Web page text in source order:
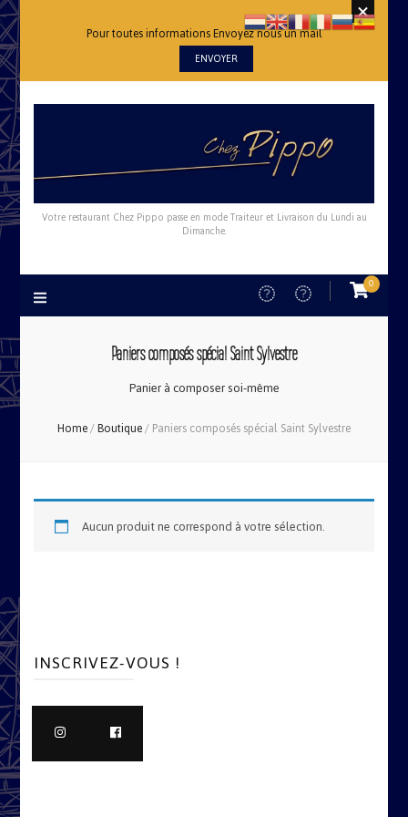
Pour toutes informations Envoyez nous un mail
ENVOYER
Votre restaurant Chez Pippo passe en mode Traiteur et Livraison du Lundi au
Dimanche.
0
Paniers composés spécial Saint Sylvestre
Panier à composer soi-même
Home/Boutique/Paniers composés spécial Saint Sylvestre
Aucun produit ne correspond à votre sélection.
INSCRIVEZ-VOUS !